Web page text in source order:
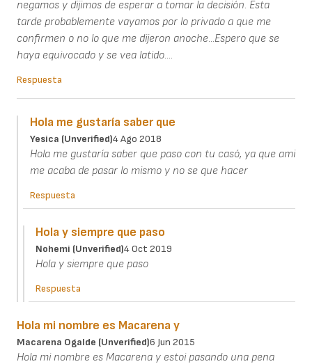
negamos y dijimos de esperar a tomar la decisión. Esta
tarde probablemente vayamos por lo privado a que me
confirmen o no lo que me dijeron anoche...Espero que se
haya equivocado y se vea latido....
Respuesta
Hola me gustaría saber que
Yesica (unverified)4 Ago 2018
Hola me gustaría saber que paso con tu casó, ya que ami
me acaba de pasar lo mismo y no se que hacer
Respuesta
Hola y siempre que paso
Nohemi (unverified)4 Oct 2019
Hola y siempre que paso
Respuesta
Hola mi nombre es Macarena y
Macarena Ogalde (unverified)6 Jun 2015
Hola mi nombre es Macarena y estoi pasando una pena